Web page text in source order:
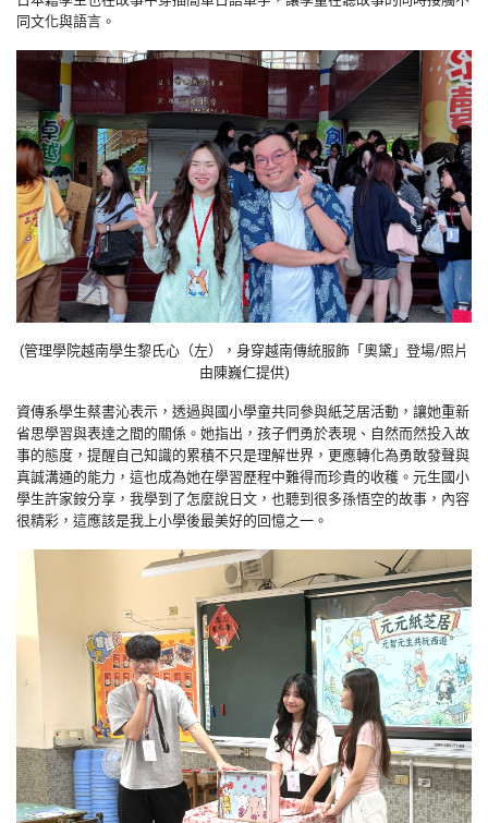
同文化與語言。
(管理學院越南學生黎氏心（左），身穿越南傳統服飾「奧黛」登場/照片
由陳巍仁提供)
資傳系學生蔡書沁表示，透過與國小學童共同參與紙芝居活動，讓她重新
省思學習與表達之間的關係。她指出，孩子們勇於表現、自然而然投入故
事的態度，提醒自己知識的累積不只是理解世界，更應轉化為勇敢發聲與
真誠溝通的能力，這也成為她在學習歷程中難得而珍貴的收穫。元生國小
學生許家銨分享，我學到了怎麼說日文，也聽到很多孫悟空的故事，內容
很精彩，這應該是我上小學後最美好的回憶之一。